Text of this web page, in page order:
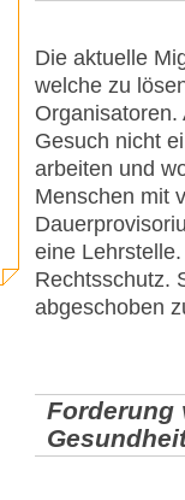
Die aktuelle
welche zu
Gesuch nicht
arbeiten und
Menschen mit
eine
Rechtsschutz.
abgeschoben
Forderung